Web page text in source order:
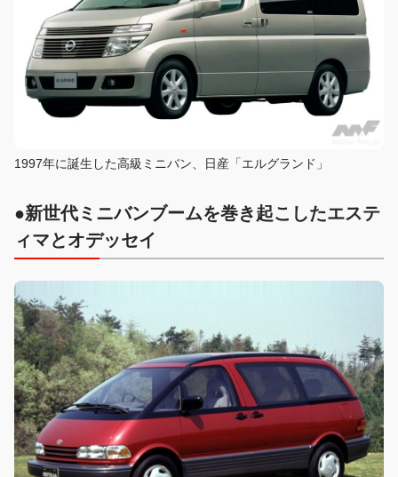
1997年に誕生した高級ミニバン、日産「エルグランド」
●新世代ミニバンブームを巻き起こしたエステ
ィマとオデッセイ